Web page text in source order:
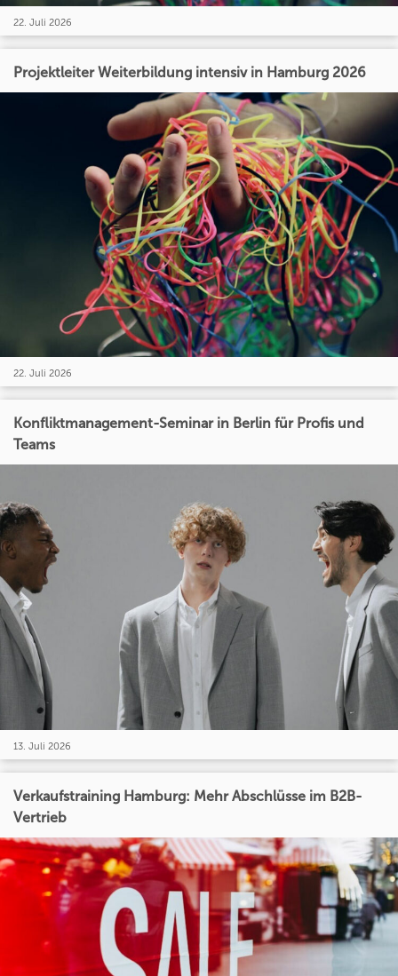
22. Juli 2026
Projektleiter Weiterbildung intensiv in Hamburg 2026
22. Juli 2026
Konfliktmanagement-Seminar in Berlin für Profis und
Teams
13. Juli 2026
Verkaufstraining Hamburg: Mehr Abschlüsse im B2B-
Vertrieb